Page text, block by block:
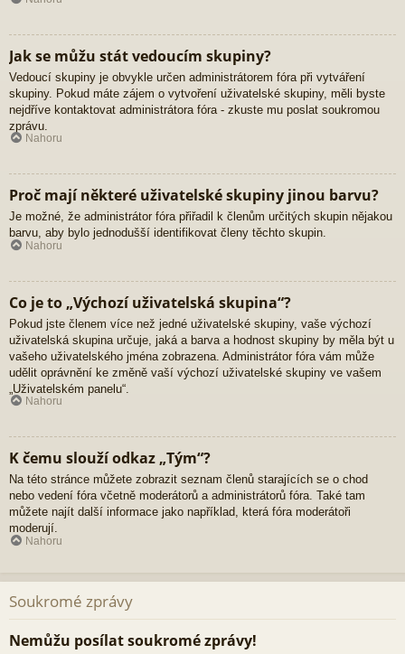
Jak se můžu stát vedoucím skupiny?
Vedoucí skupiny je obvykle určen administrátorem fóra při vytváření
skupiny. Pokud máte zájem o vytvoření uživatelské skupiny, měli byste
nejdříve kontaktovat administrátora fóra - zkuste mu poslat soukromou
zprávu.
Nahoru
Proč mají některé uživatelské skupiny jinou barvu?
Je možné, že administrátor fóra přiřadil k členům určitých skupin nějakou
barvu, aby bylo jednodušší identifikovat členy těchto skupin.
Nahoru
Co je to „Výchozí uživatelská skupina“?
Pokud jste členem více než jedné uživatelské skupiny, vaše výchozí
uživatelská skupina určuje, jaká a barva a hodnost skupiny by měla být u
vašeho uživatelského jména zobrazena. Administrátor fóra vám může
udělit oprávnění ke změně vaší výchozí uživatelské skupiny ve vašem
„Uživatelském panelu“.
Nahoru
K čemu slouží odkaz „Tým“?
Na této stránce můžete zobrazit seznam členů starajících se o chod
nebo vedení fóra včetně moderátorů a administrátorů fóra. Také tam
můžete najít další informace jako například, která fóra moderátoři
moderují.
Nahoru
Soukromé zprávy
Nemůžu posílat soukromé zprávy!